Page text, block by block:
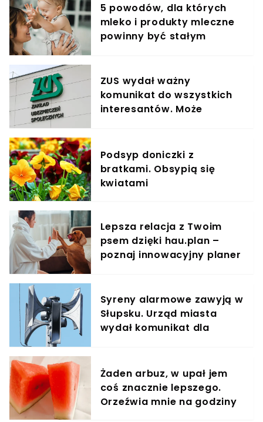
5 powodów, dla których
mleko i produkty mleczne
powinny być stałym
ZUS wydał ważny
komunikat do wszystkich
interesantów. Może
Podsyp doniczki z
bratkami. Obsypią się
kwiatami
Lepsza relacja z Twoim
psem dzięki hau.plan –
poznaj innowacyjny planer
Syreny alarmowe zawyją w
Słupsku. Urząd miasta
wydał komunikat dla
Żaden arbuz, w upał jem
coś znacznie lepszego.
Orzeźwia mnie na godziny